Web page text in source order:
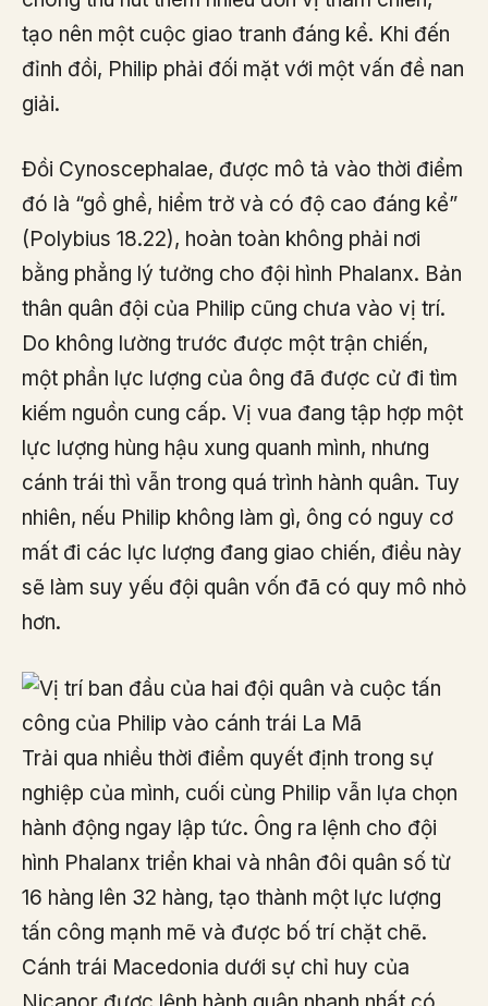
tạo nên một cuộc giao tranh đáng kể. Khi đến
đỉnh đồi, Philip phải đối mặt với một vấn đề nan
giải.
Đồi Cynoscephalae, được mô tả vào thời điểm
đó là “gồ ghề, hiểm trở và có độ cao đáng kể”
(Polybius 18.22), hoàn toàn không phải nơi
bằng phẳng lý tưởng cho đội hình Phalanx. Bản
thân quân đội của Philip cũng chưa vào vị trí.
Do không lường trước được một trận chiến,
một phần lực lượng của ông đã được cử đi tìm
kiếm nguồn cung cấp. Vị vua đang tập hợp một
lực lượng hùng hậu xung quanh mình, nhưng
cánh trái thì vẫn trong quá trình hành quân. Tuy
nhiên, nếu Philip không làm gì, ông có nguy cơ
mất đi các lực lượng đang giao chiến, điều này
sẽ làm suy yếu đội quân vốn đã có quy mô nhỏ
hơn.
Trải qua nhiều thời điểm quyết định trong sự
nghiệp của mình, cuối cùng Philip vẫn lựa chọn
hành động ngay lập tức. Ông ra lệnh cho đội
hình Phalanx triển khai và nhân đôi quân số từ
16 hàng lên 32 hàng, tạo thành một lực lượng
tấn công mạnh mẽ và được bố trí chặt chẽ.
Cánh trái Macedonia dưới sự chỉ huy của